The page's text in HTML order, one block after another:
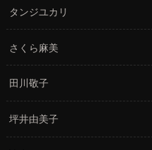
タンジユカリ
さくら麻美
田川敬子
坪井由美子